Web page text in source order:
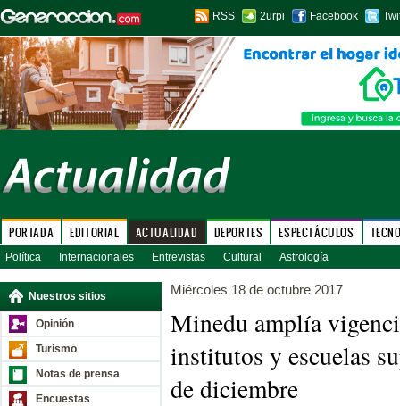
RSS 2urpi Facebook
PORTADA EDITORIAL ACTUALIDAD DEPORTES ESPECTÁCULOS
Política Internacionales Entrevistas Cultural Astrología
Nuestros sitios
Opinión
Turismo
Notas de prensa
Encuestas
Miércoles 18 de octubre 2017
Minedu amplía
institutos y escuelas
de diciembre